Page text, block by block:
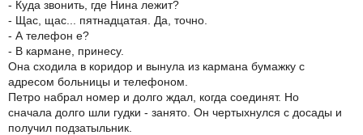
- Куда звонить, где Нина лежит?
- Щас, щас... пятнадцатая. Да, точно.
- А телефон е?
- В кармане, принесу.
Она сходила в коридор и вынула из кармана бумажку с
адресом больницы и телефоном.
Петро набрал номер и долго ждал, когда соединят. Но
сначала долго шли гудки - занято. Он чертыхнулся с досады и
получил подзатыльник.